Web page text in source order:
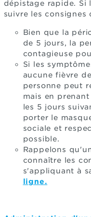
dépistage rapide.
suivre les consignes
Bien que la
de 5 jours, la
contagieuse
Si les
aucune fièvre
personne peut
mais en
les 5 jours
porter le
sociale et
possible.
Rappelons
connaître les
s'appliquant à
ligne.